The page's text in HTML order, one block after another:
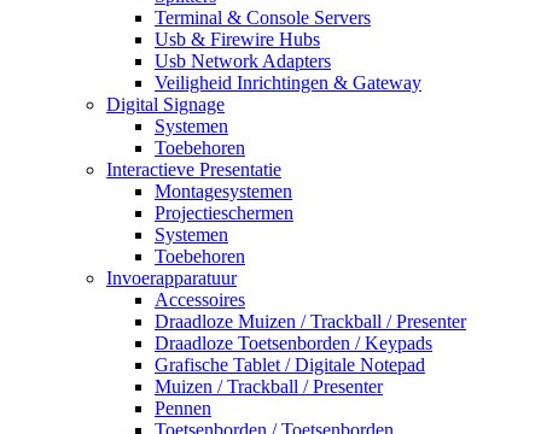
Terminal & Console Servers
Usb & Firewire Hubs
Usb Network Adapters
Veiligheid Inrichtingen & Gateway
Digital Signage
Systemen
Toebehoren
Interactieve Presentatie
Montagesystemen
Projectieschermen
Systemen
Toebehoren
Invoerapparatuur
Accessoires
Draadloze Muizen / Trackball / Presenter
Draadloze Toetsenborden / Keypads
Grafische Tablet / Digitale Notepad
Muizen / Trackball / Presenter
Pennen
Toetsenborden / Toetsenborden